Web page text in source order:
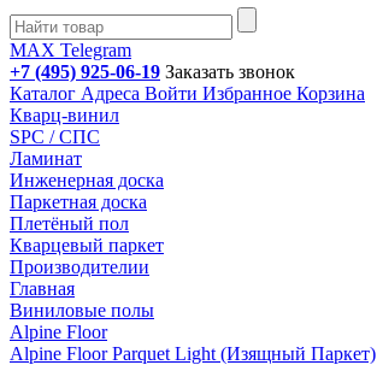
MAX Telegram
+7 (495) 925-06-19 Заказать звонок
Каталог Адреса Войти Избранное Корзина
Кварц-винил
SPC / СПС
Ламинат
Инженерная доска
Паркетная доска
Плетёный пол
Кварцевый паркет
Производителии
Главная
Виниловые полы
Alpine Floor
Alpine Floor Parquet Light (Изящный Паркет)